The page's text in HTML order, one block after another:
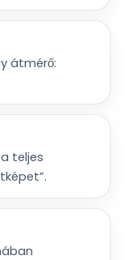
átmérő:
teljes